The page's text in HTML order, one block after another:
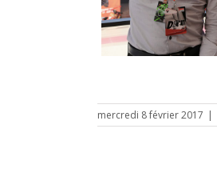
mercredi 8 février 2017 |